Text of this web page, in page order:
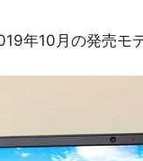
年10月の発売モ